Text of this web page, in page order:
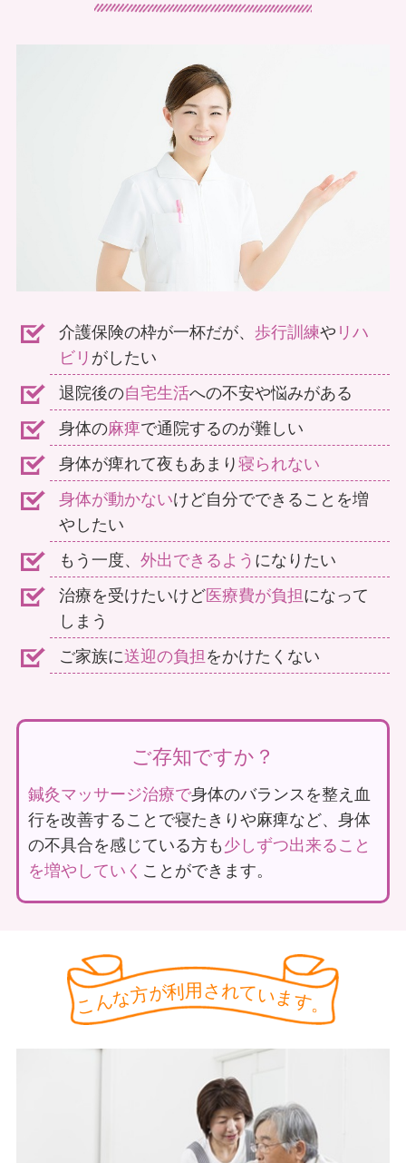
介護保険の枠が一杯だが、 歩行訓練や リハ
ビリ がしたい
退院後の自宅生活への不安や悩みがある
身体の麻痺で通院するのが難しい
身体が痺れて夜もあまり寝られない
身体が動かないけど自分でできることを増
やしたい
もう一度、 外出できるよう になりたい
治療を受けたいけど医療費が負担になって
しまう
ご家族に送迎の負担をかけたくない
ご存知ですか？
鍼灸マッサージ治療で身体のバランスを整え血
行を改善することで寝たきりや麻痺など、身体
の不具合を感じている方も少しずつ出来ること
を増やしていく ことができます。
こんな方が利用されています。
でお悩みの方
体に痛み
があって外出できない
導入施設の声
年間治療回数
38,000 112
往診提携先施設
55
医療機関連携先
357